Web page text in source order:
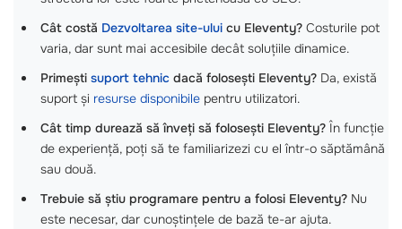
Cât costă Dezvoltarea site-ului cu Eleventy? Costurile pot
varia, dar sunt mai accesibile decât soluțiile dinamice.
Primești suport tehnic dacă folosești Eleventy? Da, există
suport și resurse disponibile pentru utilizatori.
Cât timp durează să înveți să folosești Eleventy? În funcție
de experiență, poți să te familiarizezi cu el într-o săptămână
sau două.
Trebuie să știu programare pentru a folosi Eleventy? Nu
este necesar, dar cunoștințele de bază te-ar ajuta.